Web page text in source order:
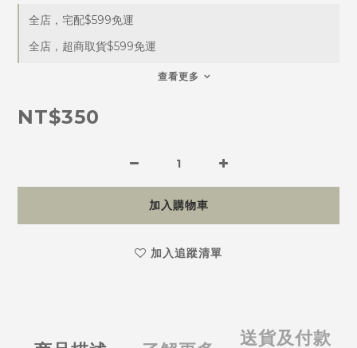
全店，宅配$599免運
全店，超商取貨$599免運
查看更多
NT$350
加入購物車
加入追蹤清單
送貨及付款